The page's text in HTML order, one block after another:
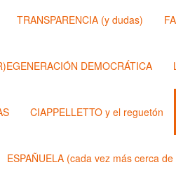
TRANSPARENCIA (y dudas)
DEMOCRÁTICA
CIAPPELLETTO y el reguetón
ESPAÑUELA (cada vez más cerca